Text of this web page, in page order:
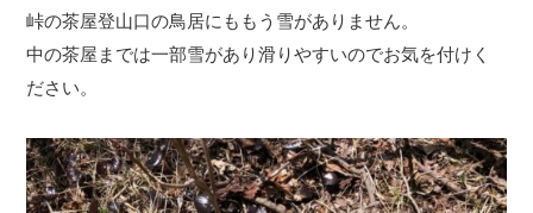
峠の茶屋登山口の鳥居にももう雪がありません。
中の茶屋までは一部雪があり滑りやすいのでお気を付けく
ださい。